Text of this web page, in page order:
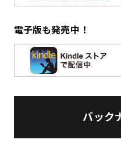
電子版も発売中！
バック